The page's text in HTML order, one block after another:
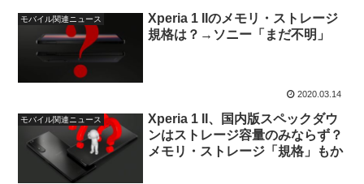
モバイル関連ニュース
Xperia 1 IIのメモリ・ストレージ
規格は？→ソニー「まだ不明」
2020.03.14
モバイル関連ニュース
Xperia 1 II、国内版スペックダウ
ンはストレージ容量のみならず？
メモリ・ストレージ「規格」もか